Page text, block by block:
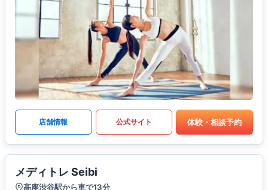
店舗情報 公式サイト 体験・相談予約
メディトレ Seibi
高座渋谷駅から車で13分